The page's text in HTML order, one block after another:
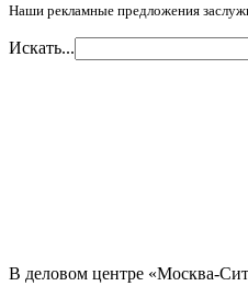
Наши рекламные предложения
Искать...
В деловом центре «Москва-